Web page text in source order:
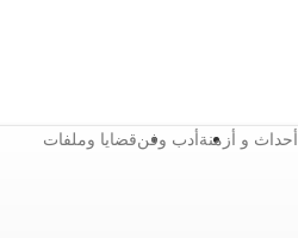
قضايا وملفاتأدب وفنأحداث و أزمنة